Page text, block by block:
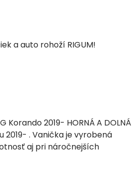
a auto rohoží RIGUM!
Korando 2019- HORNÁ A DOLNÁ
2019- . Vanička je vyrobená
aj pri náročnejších